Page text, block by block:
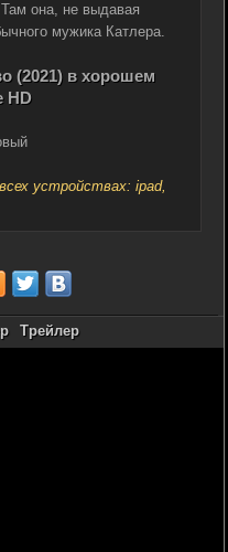
она, не выдавая
мужика Катлера.
(2021) в хорошем
HD
устройствах: ipad,
Трейлер